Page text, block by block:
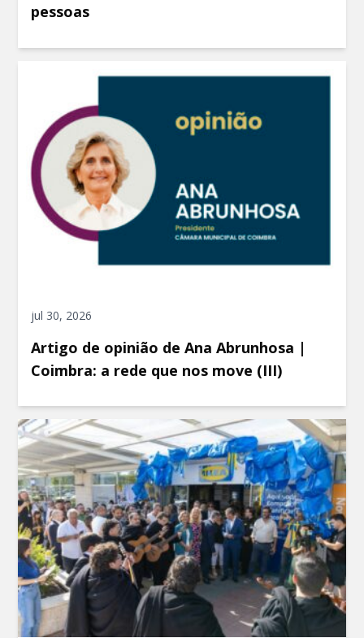
pessoas
jul 30, 2026
Artigo de opinião de Ana Abrunhosa |
Coimbra: a rede que nos move (III)